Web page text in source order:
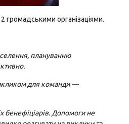
організаціями.
плануванню
для команди —
бенефіціарів. Допомоги не